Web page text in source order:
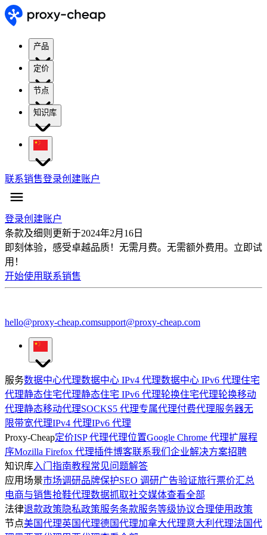
产品
定价
节点
知识库
联系销售登录创建账户
登录创建账户
条款及细则 更新于2024年2月16日
即刻体验，感受卓越品质！ 无需月费。无需额外费用。立即试
用！
开始使用联系销售
hello@proxy-cheap.comsupport@proxy-cheap.com
服务数据中心代理数据中心 IPv4 代理数据中心 IPv6 代理住宅
代理静态住宅代理静态住宅 IPv6 代理轮换住宅代理轮换移动
代理静态移动代理SOCKS5 代理专属代理付费代理服务器无
限带宽代理IPv4 代理IPv6 代理
Proxy-Cheap定价ISP 代理代理位置Google Chrome 代理扩展程
序Mozilla Firefox 代理插件博客联系我们 企业解决方案招聘
知识库入门指南教程常见问题解答
应用场景市场调研品牌保护SEO 调研广告验证旅行票价汇总
电商与销售抢鞋代理数据抓取社交媒体查看全部
法律退款政策 隐私政策服务条款服务等级协议合理使用政策
节点美国代理英国代理德国代理加拿大代理意大利代理法国代